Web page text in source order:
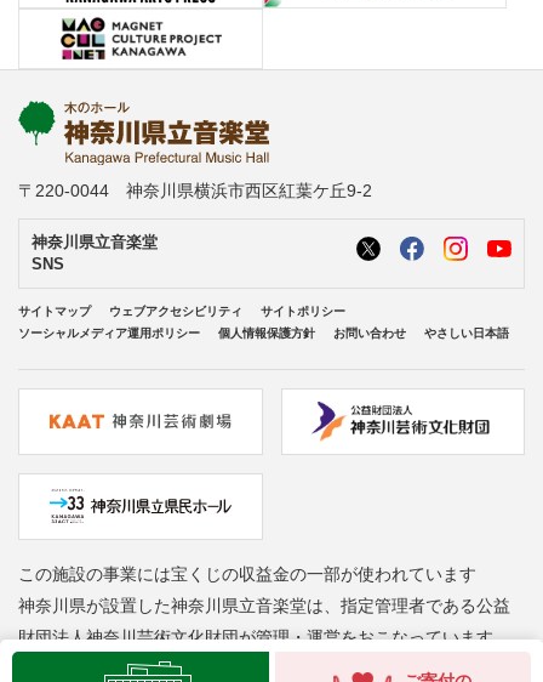
〒220-0044 神奈川県横浜市西区紅葉ケ丘9-2
神奈川県立音楽堂
SNS
サイトマップ ウェブアクセシビリティ
サイトポリシー
ソーシャルメディア運用ポリシー
個人情報保護方針 お問い合わせ やさしい日本語
この施設の事業には宝くじの収益金の一部が使われています
神奈川県が設置した神奈川県立音楽堂は、指定管理者である公益
財団法人神奈川芸術文化財団が管理・運営をおこなっています